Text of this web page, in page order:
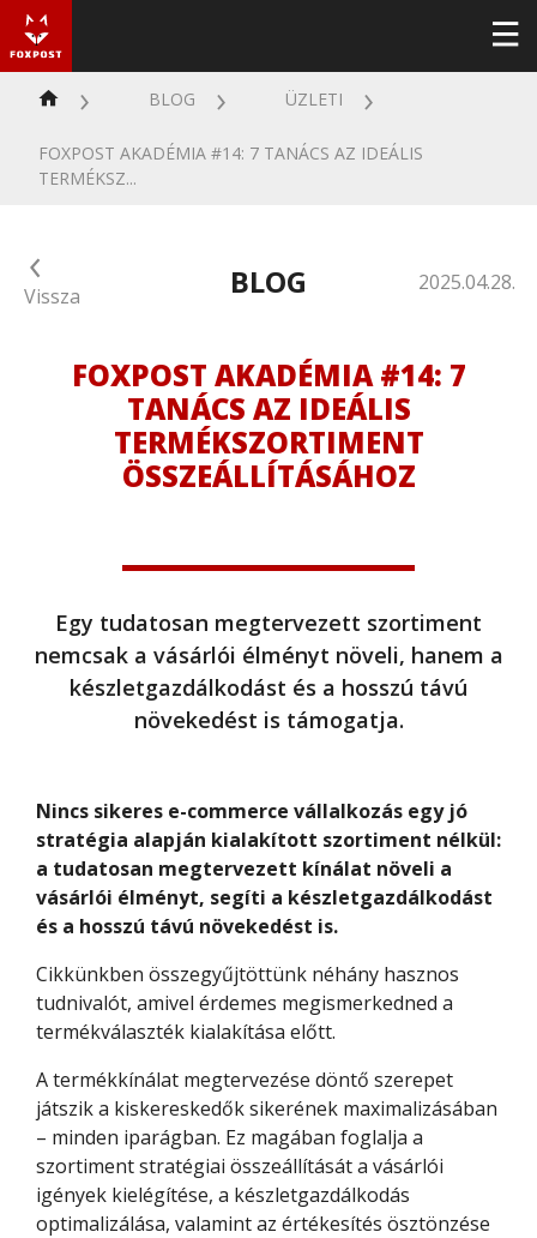
BLOG ÜZLETI
FOXPOST AKADÉMIA #14: 7 TANÁCS AZ IDEÁLIS
TERMÉKSZ...
Vissza BLOG 2025.04.28.
FOXPOST AKADÉMIA #14: 7
TANÁCS AZ IDEÁLIS
TERMÉKSZORTIMENT
ÖSSZEÁLLÍTÁSÁHOZ
Egy tudatosan megtervezett szortiment
nemcsak a vásárlói élményt növeli, hanem a
készletgazdálkodást és a hosszú távú
növekedést is támogatja.
Nincs sikeres e-commerce vállalkozás egy jó
stratégia alapján kialakított szortiment nélkül:
a tudatosan megtervezett kínálat növeli a
vásárlói élményt, segíti a készletgazdálkodást
és a hosszú távú növekedést is.
Cikkünkben összegyűjtöttünk néhány hasznos
tudnivalót, amivel érdemes megismerkedned a
termékválaszték kialakítása előtt.
A termékkínálat megtervezése döntő szerepet
játszik a kiskereskedők sikerének maximalizásában
– minden iparágban. Ez magában foglalja a
szortiment stratégiai összeállítását a vásárlói
igények kielégítése, a készletgazdálkodás
optimalizálása, valamint az értékesítés ösztönzése